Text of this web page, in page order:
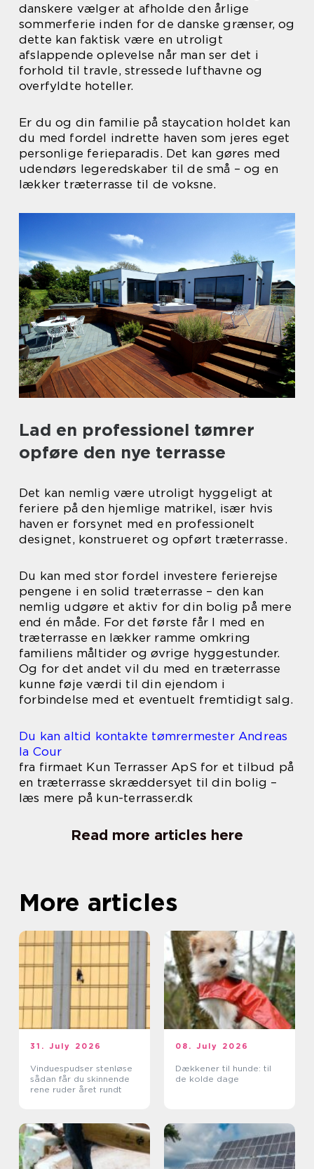
danskere vælger at afholde den årlige
sommerferie inden for de danske grænser, og
dette kan faktisk være en utroligt
afslappende oplevelse når man ser det i
forhold til travle, stressede lufthavne og
overfyldte hoteller.
Er du og din familie på staycation holdet kan
du med fordel indrette haven som jeres eget
personlige ferieparadis. Det kan gøres med
udendørs legeredskaber til de små – og en
lækker træterrasse til de voksne.
Lad en professionel tømrer
opføre den nye terrasse
Det kan nemlig være utroligt hyggeligt at
feriere på den hjemlige matrikel, især hvis
haven er forsynet med en professionelt
designet, konstrueret og opført træterrasse.
Du kan med stor fordel investere ferierejse
pengene i en solid træterrasse – den kan
nemlig udgøre et aktiv for din bolig på mere
end én måde. For det første får I med en
træterrasse en lækker ramme omkring
familiens måltider og øvrige hyggestunder.
Og for det andet vil du med en træterrasse
kunne føje værdi til din ejendom i
forbindelse med et eventuelt fremtidigt salg.
Du kan altid kontakte tømrermester Andreas
la Cour
fra firmaet Kun Terrasser ApS for et tilbud på
en træterrasse skræddersyet til din bolig –
læs mere på kun-terrasser.dk
Read more articles here
More articles
31. July 2026
Vinduespudser stenløse
sådan får du skinnende
rene ruder året rundt
08. July 2026
Dækkener til hunde: til
de kolde dage